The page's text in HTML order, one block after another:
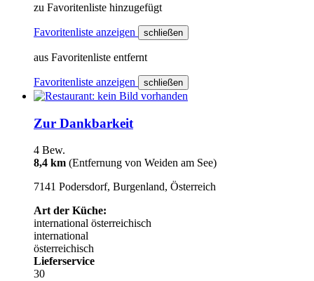
zu Favoritenliste hinzugefügt
Favoritenliste anzeigen schließen
aus Favoritenliste entfernt
Favoritenliste anzeigen schließen
Zur Dankbarkeit
4 Bew.
8,4 km (Entfernung von Weiden am See)
7141 Podersdorf, Burgenland, Österreich
Art der Küche:
international österreichisch
international
österreichisch
Lieferservice
30